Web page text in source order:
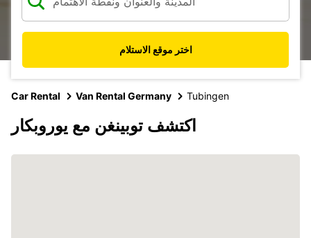
اختر موقع الاستلام
Car Rental Van Rental Germany Tubingen
اكتشف توبينغن مع يوروبكار